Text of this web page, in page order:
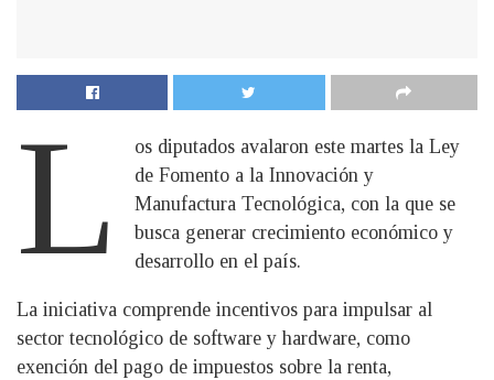
L
os diputados avalaron este martes la Ley
de Fomento a la Innovación y
Manufactura Tecnológica, con la que se
busca generar crecimiento económico y
desarrollo en el país.
La iniciativa comprende incentivos para impulsar al
sector tecnológico de software y hardware, como
exención del pago de impuestos sobre la renta,